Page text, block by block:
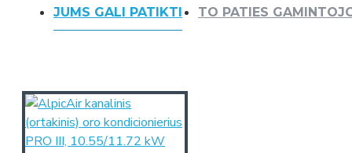
JUMS GALI PATIKTI TO PATIES